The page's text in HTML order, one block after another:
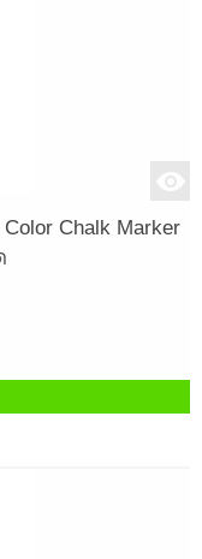
Chalk Marker